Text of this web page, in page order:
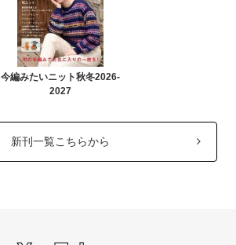
今編みたいニット秋冬2026-
2027
新刊一覧こちらから